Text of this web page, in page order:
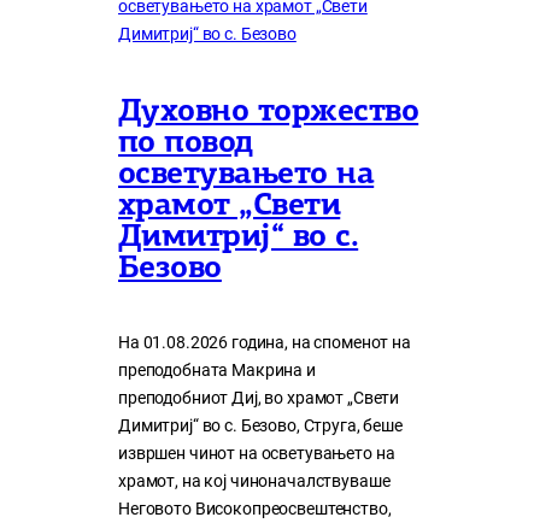
Духовно торжество
по повод
осветувањето на
храмот „Свети
Димитриј“ во с.
Безово
На 01.08.2026 година, на споменот на
преподобната Макрина и
преподобниот Диј, во храмот „Свети
Димитриј“ во с. Безово, Струга, беше
извршен чинот на осветувањето на
храмот, на кој чиноначалствуваше
Неговото Високопреосвештенство,